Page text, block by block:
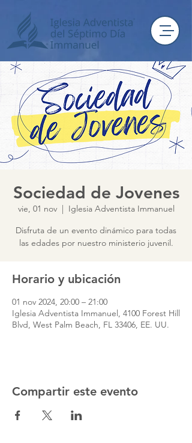
Sociedad de Jovenes
vie, 01 nov
  |
Iglesia Adventista Immanuel
Disfruta de un evento dinámico para todas
las edades por nuestro ministerio juvenil.
Horario y ubicación
01 nov 2024, 20:00 – 21:00
Iglesia Adventista Immanuel, 4100 Forest Hill
Blvd, West Palm Beach, FL 33406, EE. UU.
Compartir este evento